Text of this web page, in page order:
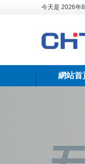
今天是 2026年
網站首